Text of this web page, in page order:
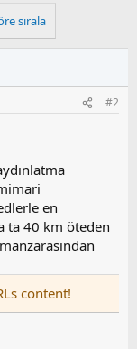
sırala
#2
en
ta 40 km öteden
content!